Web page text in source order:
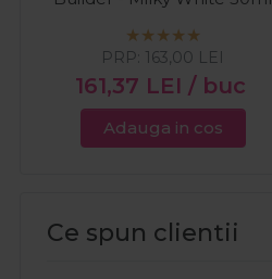
161,37 LEI / buc
PRP: 163,00 LEI
Adauga in cos
Ce spun clientii